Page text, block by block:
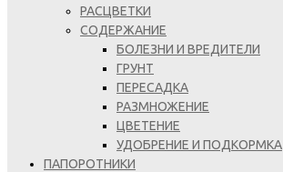
РАСЦВЕТКИ
СОДЕРЖАНИЕ
БОЛЕЗНИ И ВРЕДИТЕЛИ
ГРУНТ
ПЕРЕСАДКА
РАЗМНОЖЕНИЕ
ЦВЕТЕНИЕ
УДОБРЕНИЕ И ПОДКОРМКА
ПАПОРОТНИКИ